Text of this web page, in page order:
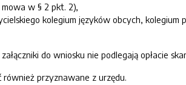
w § 2 pkt. 2),
kolegium języków obcych, kolegium
do wniosku nie podlegają opłacie
również przyznawane z urzędu.